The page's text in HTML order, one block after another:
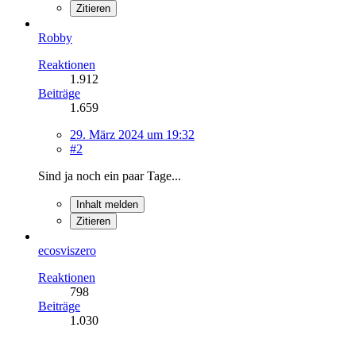
Zitieren
Robby
Reaktionen
1.912
Beiträge
1.659
29. März 2024 um 19:32
#2
Sind ja noch ein paar Tage...
Inhalt melden
Zitieren
ecosviszero
Reaktionen
798
Beiträge
1.030